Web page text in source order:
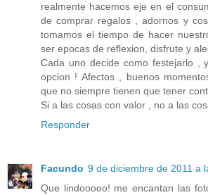
realmente hacemos eje en el
de comprar regalos , adornos y
tomamos el tiempo de hacer
ser epocas de reflexion, disfrute y
Cada uno decide como festejarlo ,
opcion ! Afectos , buenos
que no siempre tienen que tener
Si a las cosas con valor , no a las
Responder
Facundo 9 de diciembre de 2011 a
Que lindooooo! me encantan las